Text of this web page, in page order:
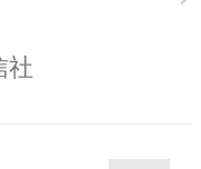
社